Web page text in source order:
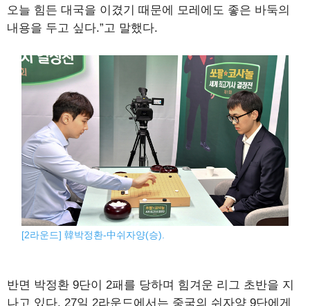
오늘 힘든 대국을 이겼기 때문에 모레에도 좋은 바둑의
내용을 두고 싶다.”고 말했다.
[2라운드] 韓박정환-中쉬자양(승).
반면 박정환 9단이 2패를 당하며 힘겨운 리그 초반을 지
나고 있다. 27일 2라운드에서는 중국의 쉬자양 9단에게